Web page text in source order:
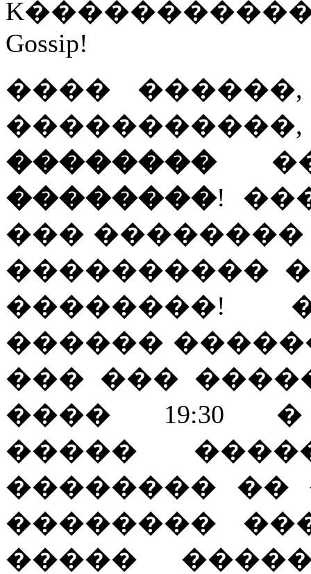
Gossip!
����
��������
��������!
��� ��������
����������
��������!
������
��� ���
���� 19:30
�����
�������� ��
��������
�����